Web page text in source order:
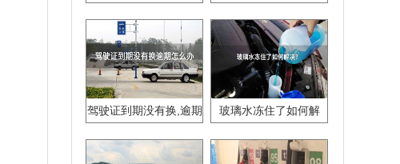
驾驶证到期没有换,逾期
玻璃水冻住了如何解